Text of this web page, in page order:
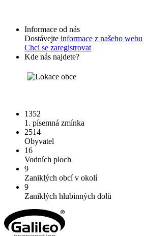
Informace od nás
Dostávejte informace z našeho webu
Chci se zaregistrovat
Kde nás najdete?
1352
1. písemná zmínka
2514
Obyvatel
16
Vodních ploch
9
Zaniklých obcí v okolí
9
Zaniklých hlubinných dolů